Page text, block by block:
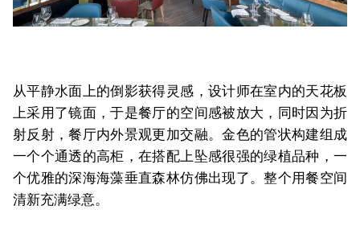
从平静水面上的倒影获得灵感，设计师在室内的天花板
上采用了镜面，于是餐厅的空间感被放大，同时因为折
射反射，餐厅内外景观更加交融。金色的管状构建组成
一个个通透的高柜，在搭配上坠感很强的绿植品种，一
个优雅的深海海藻垂直森林仿佛出现了。整个用餐空间
清新充满绿意。